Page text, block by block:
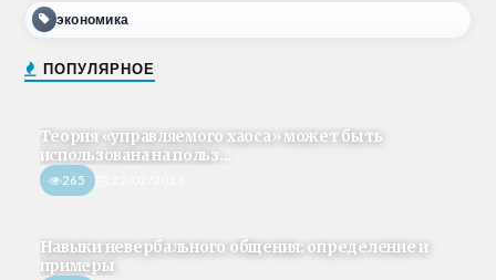
экономика
ПОПУЛЯРНОЕ
Теория «управляемого хаоса» может быть
использована на польз...
265
Навыки невербального общения: определение и
примеры